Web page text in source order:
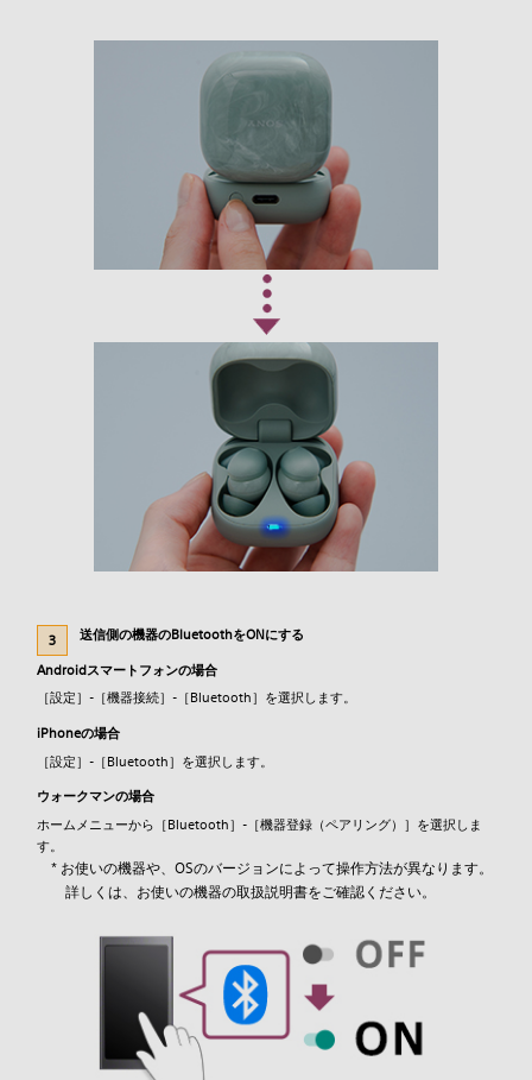
送信側の機器のBluetoothをONにする
Androidスマートフォンの場合
［設定］-［機器接続］-［Bluetooth］を選択します。
iPhoneの場合
［設定］-［Bluetooth］を選択します。
ウォークマンの場合
ホームメニューから［Bluetooth］-［機器登録（ペアリング）］を選択しま
す。
* お使いの機器や、OSのバージョンによって操作方法が異なります。
詳しくは、お使いの機器の取扱説明書をご確認ください。